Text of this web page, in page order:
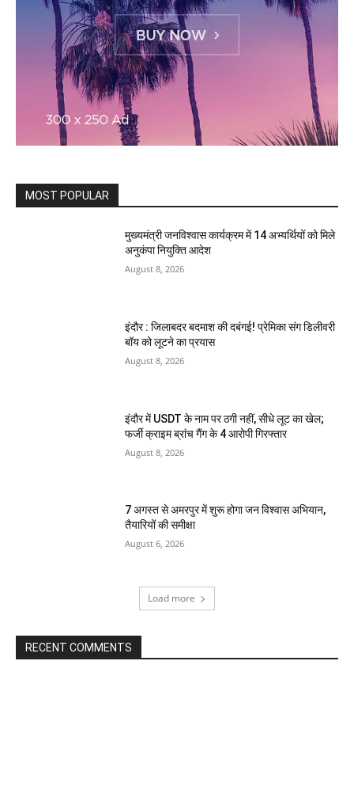
MOST POPULAR
मुख्यमंत्री जनविश्वास कार्यक्रम में 14 अभ्यर्थियों को मिले
अनुकंपा नियुक्ति आदेश
August 8, 2026
इंदौर : जिलाबदर बदमाश की दबंगई! प्रेमिका संग डिलीवरी
बॉय को लूटने का प्रयास
August 8, 2026
इंदौर में USDT के नाम पर ठगी नहीं, सीधे लूट का खेल;
फर्जी क्राइम ब्रांच गैंग के 4 आरोपी गिरफ्तार
August 8, 2026
7 अगस्त से अमरपुर में शुरू होगा जन विश्वास अभियान,
तैयारियों की समीक्षा
August 6, 2026
Load more
RECENT COMMENTS